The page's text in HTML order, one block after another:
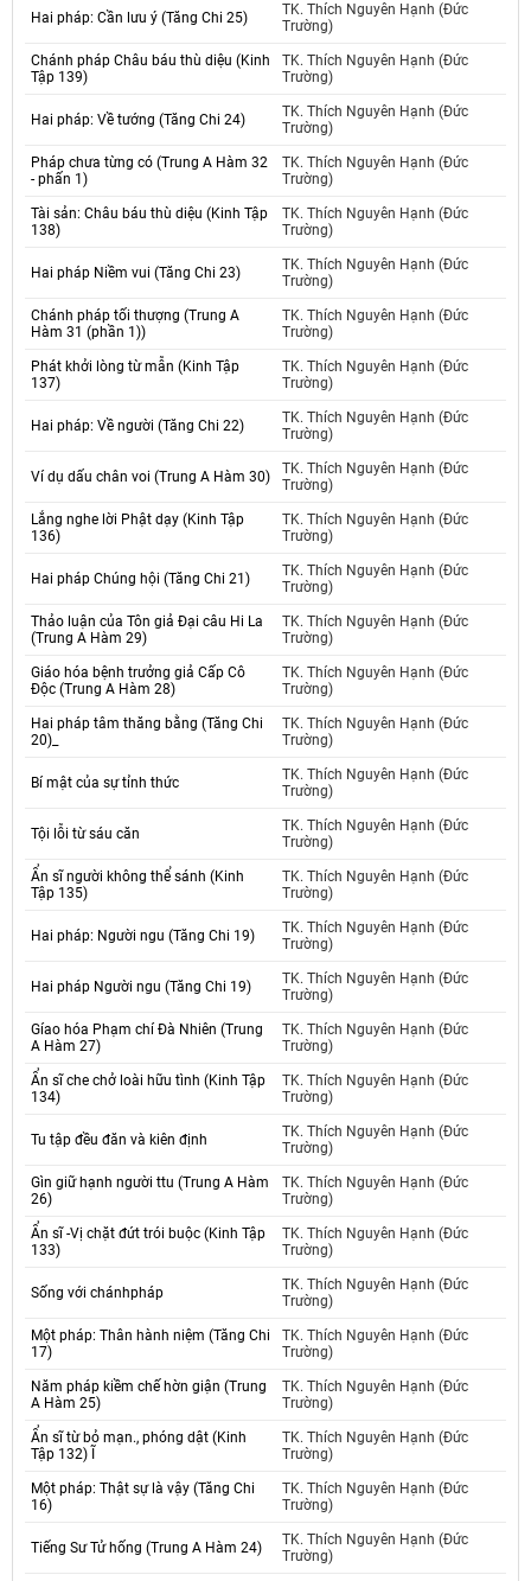
Hai pháp: Cần lưu ý (Tăng Chi 25)
TK. Thích Nguyên Hạnh (Đức
Trường)
Chánh pháp Châu báu thù diệu (Kinh
Tập 139)
TK. Thích Nguyên Hạnh (Đức
Trường)
Hai pháp: Về tướng (Tăng Chi 24)
TK. Thích Nguyên Hạnh (Đức
Trường)
Pháp chưa từng có (Trung A Hàm 32
- phấn 1)
TK. Thích Nguyên Hạnh (Đức
Trường)
Tài sản: Châu báu thù diệu (Kinh Tập
138)
TK. Thích Nguyên Hạnh (Đức
Trường)
Hai pháp Niềm vui (Tăng Chi 23)
TK. Thích Nguyên Hạnh (Đức
Trường)
Chánh pháp tối thượng (Trung A
Hàm 31 (phần 1))
TK. Thích Nguyên Hạnh (Đức
Trường)
Phát khởi lòng từ mẫn (Kinh Tập
137)
TK. Thích Nguyên Hạnh (Đức
Trường)
Hai pháp: Về người (Tăng Chi 22)
TK. Thích Nguyên Hạnh (Đức
Trường)
Ví dụ dấu chân voi (Trung A Hàm 30)
TK. Thích Nguyên Hạnh (Đức
Trường)
Lắng nghe lời Phật dạy (Kinh Tập
136)
TK. Thích Nguyên Hạnh (Đức
Trường)
Hai pháp Chúng hội (Tăng Chi 21)
TK. Thích Nguyên Hạnh (Đức
Trường)
Thảo luận của Tôn giả Đại câu Hi La
(Trung A Hàm 29)
TK. Thích Nguyên Hạnh (Đức
Trường)
Giáo hóa bệnh trưởng giả Cấp Cô
Độc (Trung A Hàm 28)
TK. Thích Nguyên Hạnh (Đức
Trường)
Hai pháp tâm thăng bằng (Tăng Chi
20)_
TK. Thích Nguyên Hạnh (Đức
Trường)
Bí mật của sự tỉnh thức
TK. Thích Nguyên Hạnh (Đức
Trường)
Tội lỗi từ sáu căn
TK. Thích Nguyên Hạnh (Đức
Trường)
Ẩn sĩ người không thể sánh (Kinh
Tập 135)
TK. Thích Nguyên Hạnh (Đức
Trường)
Hai pháp: Người ngu (Tăng Chi 19)
TK. Thích Nguyên Hạnh (Đức
Trường)
Hai pháp Người ngu (Tăng Chi 19)
TK. Thích Nguyên Hạnh (Đức
Trường)
Gíao hóa Phạm chí Đà Nhiên (Trung
A Hàm 27)
TK. Thích Nguyên Hạnh (Đức
Trường)
Ẩn sĩ che chở loài hữu tình (Kinh Tập
134)
TK. Thích Nguyên Hạnh (Đức
Trường)
Tu tập đều đăn và kiên định
TK. Thích Nguyên Hạnh (Đức
Trường)
Gìn giữ hạnh người ttu (Trung A Hàm
26)
TK. Thích Nguyên Hạnh (Đức
Trường)
Ẩn sĩ -Vị chặt đứt trói buộc (Kinh Tập
133)
TK. Thích Nguyên Hạnh (Đức
Trường)
Sống với chánhpháp
TK. Thích Nguyên Hạnh (Đức
Trường)
Một pháp: Thân hành niệm (Tăng Chi
17)
TK. Thích Nguyên Hạnh (Đức
Trường)
Năm pháp kiềm chế hờn giận (Trung
A Hàm 25)
TK. Thích Nguyên Hạnh (Đức
Trường)
Ẩn sĩ từ bỏ mạn., phóng dật (Kinh
Tập 132) Ĩ
TK. Thích Nguyên Hạnh (Đức
Trường)
Một pháp: Thật sự là vậy (Tăng Chi
16)
TK. Thích Nguyên Hạnh (Đức
Trường)
Tiếng Sư Tử hống (Trung A Hàm 24)
TK. Thích Nguyên Hạnh (Đức
Trường)